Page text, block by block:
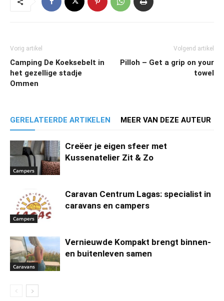
Vorig artikel
Camping De Koeksebelt in
het gezellige stadje
Ommen
Volgend artikel
Pilloh – Get a grip on your
towel
GERELATEERDE ARTIKELEN MEER VAN DEZE AUTEUR
Campers
Creëer je eigen sfeer met
Kussenatelier Zit & Zo
Campers
Caravan Centrum Lagas: specialist in
caravans en campers
Caravans
Vernieuwde Kompakt brengt binnen-
en buitenleven samen